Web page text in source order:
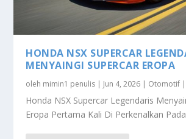
HONDA NSX SUPERCAR
MENYAINGI SUPERCAR EROPA
oleh mimin1 penulis | Jun 4, 2026 | Otomotif |
Honda NSX Supercar Legendaris
Eropa Pertama Kali Di Perkenalkan